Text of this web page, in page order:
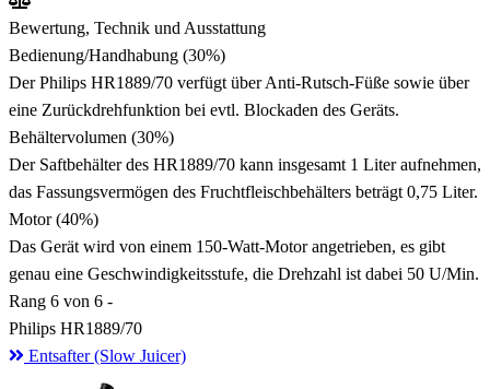
Bewertung, Technik und Ausstattung
Bedienung/Handhabung (30%)
Der Philips HR1889/70 verfügt über Anti-Rutsch-Füße sowie über
eine Zurückdrehfunktion bei evtl. Blockaden des Geräts.
Behältervolumen (30%)
Der Saftbehälter des HR1889/70 kann insgesamt 1 Liter aufnehmen,
das Fassungsvermögen des Fruchtfleischbehälters beträgt 0,75 Liter.
Motor(40%)
Das Gerät wird von einem 150-Watt-Motor angetrieben, es gibt
genau eine Geschwindigkeitsstufe, die Drehzahl ist dabei 50 U/Min.
Rang 6 von 6 -
Philips HR1889/70
Entsafter (Slow Juicer)